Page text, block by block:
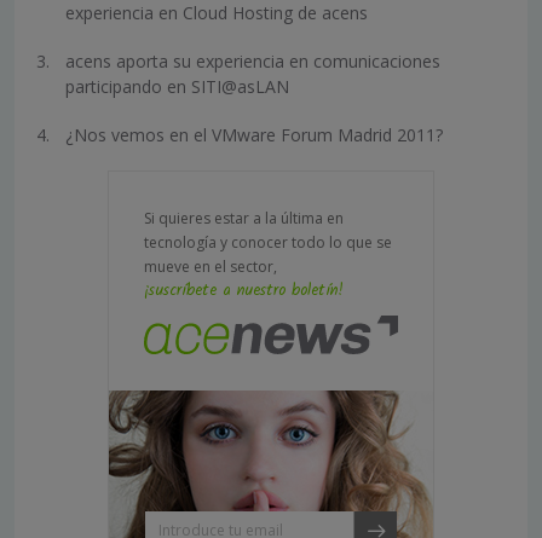
experiencia en Cloud Hosting de acens
acens aporta su experiencia en comunicaciones
participando en SITI@asLAN
¿Nos vemos en el VMware Forum Madrid 2011?
Si quieres estar a la última en
tecnología y conocer todo lo que se
mueve en el sector,
¡suscríbete a nuestro boletín!